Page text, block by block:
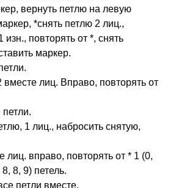
вернуть петлю на левую
*снять петлю 2 лиц.,
изн., повторять от *, снять
маркер.
вместе лиц. Вправо, повторять от
1 лиц., набросить снятую,
лиц. вправо, повторять от * 1 (0,
8, 9) петель.
петли вместе.